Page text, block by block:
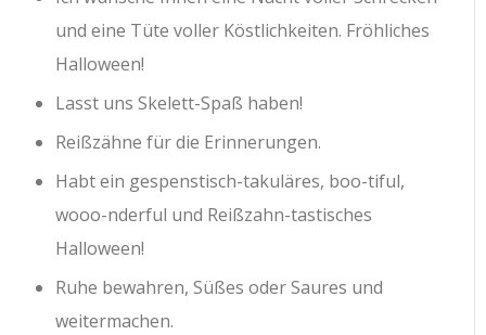
und eine Tüte voller Köstlichkeiten. Fröhliches
Halloween!
Lasst uns Skelett-Spaß haben!
Reißzähne für die Erinnerungen.
Habt ein gespenstisch-takuläres, boo-tiful,
wooo-nderful und Reißzahn-tastisches
Halloween!
Ruhe bewahren, Süßes oder Saures und
weitermachen.